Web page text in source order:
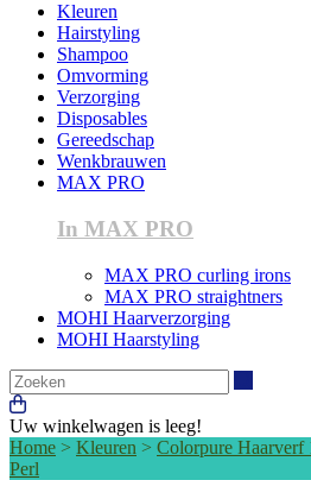
Kleuren
Hairstyling
Shampoo
Omvorming
Verzorging
Disposables
Gereedschap
Wenkbrauwen
MAX PRO
In MAX PRO
MAX PRO curling irons
MAX PRO straightners
MOHI Haarverzorging
MOHI Haarstyling
Uw winkelwagen is leeg!
Home > Kleuren > Colorpure Haarverf
Perl